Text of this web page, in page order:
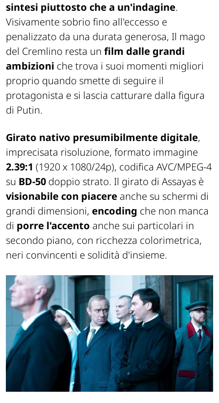
sintesi piuttosto che a un'indagine.
Visivamente sobrio fino all'eccesso e
penalizzato da una durata generosa, Il mago
del Cremlino resta un film dalle grandi
ambizioni che trova i suoi momenti migliori
proprio quando smette di seguire il
protagonista e si lascia catturare dalla figura
di Putin.
Girato nativo presumibilmente digitale,
imprecisata risoluzione, formato immagine
2.39:1 (1920 x 1080/24p), codifica AVC/MPEG-4
su BD-50 doppio strato. Il girato di Assayas è
visionabile con piacere anche su schermi di
grandi dimensioni, encoding che non manca
di porre l'accento anche sui particolari in
secondo piano, con ricchezza colorimetrica,
neri convincenti e solidità d'insieme.